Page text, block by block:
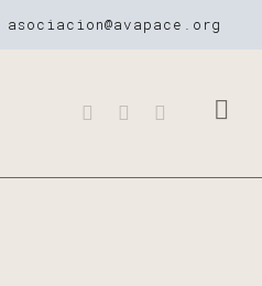
asociacion@avapace.org